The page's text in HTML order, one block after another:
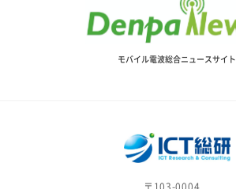
モバイル電波総合ニュースサイト